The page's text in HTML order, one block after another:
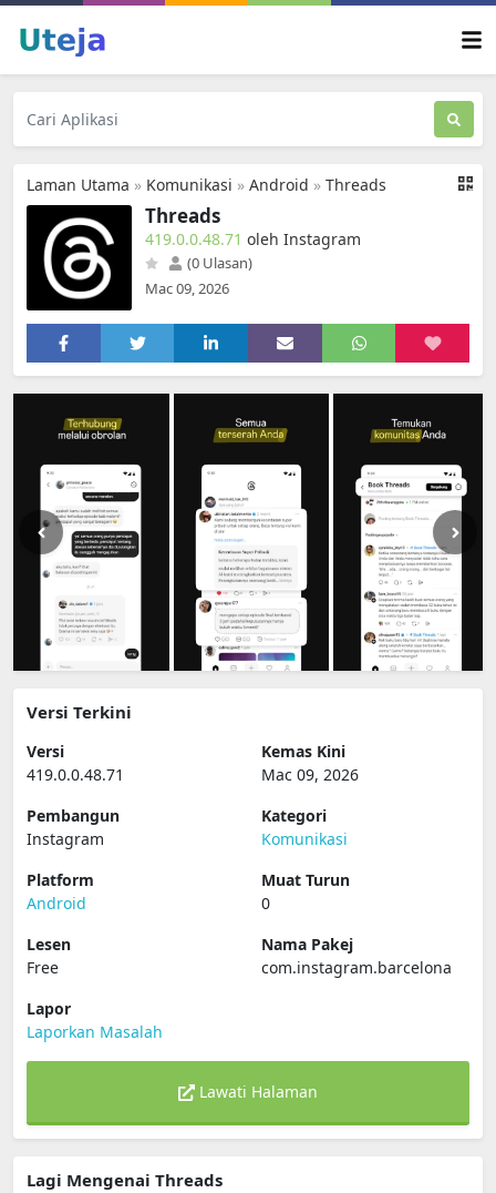
Laman Utama » Komunikasi » Android » Threads
Threads
419.0.0.48.71 oleh Instagram
(0 Ulasan)
Mac 09, 2026
Versi Terkini
Versi
419.0.0.48.71
Kemas Kini
Mac 09, 2026
Pembangun
Instagram
Kategori
Komunikasi
Platform
Android
Muat Turun
0
Lesen
Free
Nama Pakej
com.instagram.barcelona
Lapor
Laporkan Masalah
Lawati Halaman
Lagi Mengenai Threads